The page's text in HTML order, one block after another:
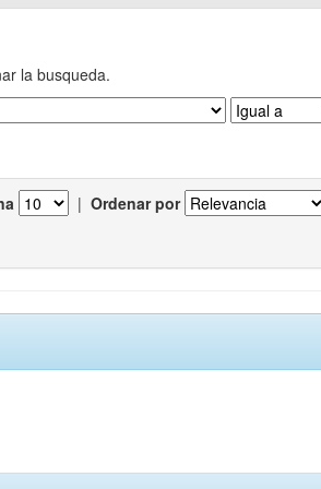
la busqueda.
| Ordenar por